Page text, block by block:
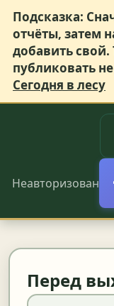
Подсказка:
отчёты, затем
добавить
публиковать
Сегодня в лесу
Неавторизован
Перед